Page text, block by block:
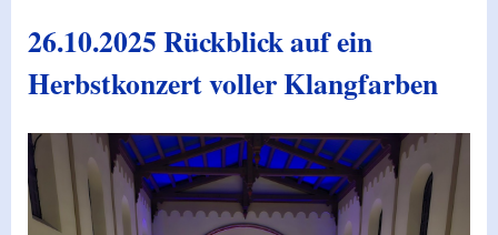
26.10.2025 Rückblick auf ein
Herbstkonzert voller Klangfarben